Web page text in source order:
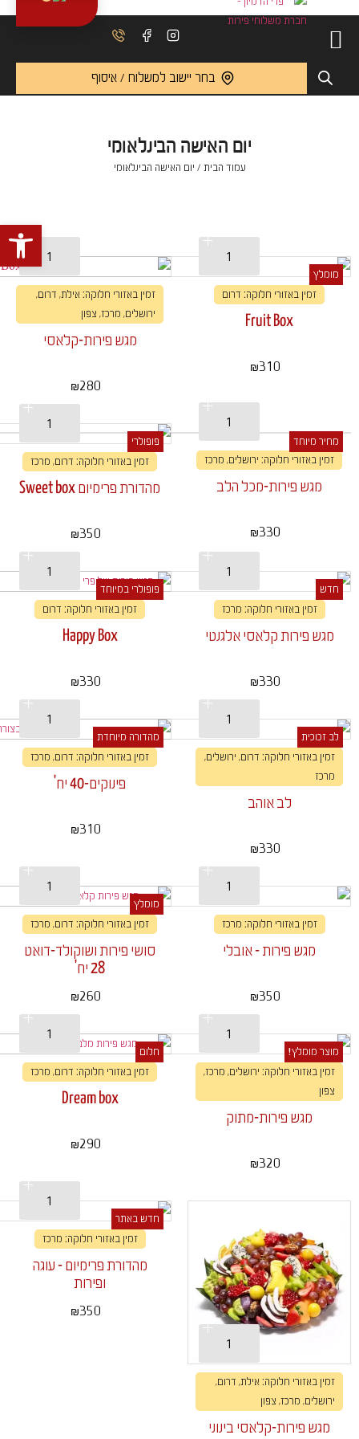
בחר יישוב למשלוח / איסוף
יום האישה הבינלאומי
עמוד הבית / יום האישה הבינלאומי
מומלץ
זמין באזורי חלוקה: דרום
Fruit Box
₪310
זמין באזורי חלוקה: אילת, דרום,
ירושלים, מרכז, צפון
מגש פירות-קלאסי
₪280
מחיר מיוחד
זמין באזורי חלוקה: ירושלים, מרכז
מגש פירות-מכל הלב
₪330
פופולרי
זמין באזורי חלוקה: דרום, מרכז
מהדורת פרימיום Sweet box
₪350
חדש
זמין באזורי חלוקה: מרכז
מגש פירות קלאסי אלגנטי
₪330
פופולרי במיוחד
זמין באזורי חלוקה: דרום
Happy Box
₪330
לב זכוכית
זמין באזורי חלוקה: דרום, ירושלים,
מרכז
לב אוהב
₪330
מהדורה מיוחדת
זמין באזורי חלוקה: דרום, מרכז
פינוקים-40 יח'
₪310
זמין באזורי חלוקה: מרכז
מגש פירות - אובלי
₪350
מומלץ
זמין באזורי חלוקה: דרום, מרכז
סושי פירות ושוקולד-דואט
28 יח'
₪260
מוצר מומלץ!
זמין באזורי חלוקה: ירושלים, מרכז,
צפון
מגש פירות-מתוק
₪320
חלום
זמין באזורי חלוקה: דרום, מרכז
Dream box
₪290
זמין באזורי חלוקה: אילת, דרום,
ירושלים, מרכז, צפון
מגש פירות-קלאסי בינוני
חדש באתר
זמין באזורי חלוקה: מרכז
מהדורת פרימיום - עוגה
ופירות
₪350